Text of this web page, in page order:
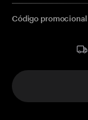
Código promocional